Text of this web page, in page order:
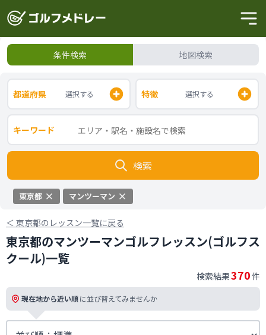
条件検索 地図検索
都道府県 選択する 特徴 選択する
キーワード
検索
東京都 マンツーマン
＜ 東京都のレッスン一覧に戻る
東京都のマンツーマンゴルフレッスン(ゴルフス
クール)一覧
検索結果370件
現在地から近い順に並び替えてみませんか